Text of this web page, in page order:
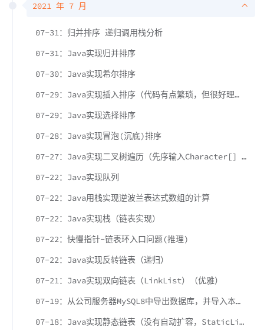
2021 年 7 月
07-31：归并排序 递归调用栈分析
07-31：Java实现归并排序
07-30：Java实现希尔排序
07-29：Java实现插入排序（代码有点繁琐，但很好理解）
07-29：Java实现选择排序
07-28：Java实现冒泡(沉底)排序
07-27：Java实现二叉树遍历（先序输入Character[] t = {'a','b','#','d','#','#','c','#','#'};）
07-22：Java实现队列
07-22：Java用栈实现逆波兰表达式数组的计算
07-22：Java实现栈（链表实现）
07-22：快慢指针-链表环入口问题(推理)
07-22：Java实现反转链表（递归）
07-21：Java实现双向链表（LinkList）（优雅）
07-19：从公司服务器MySQL8中导出数据库，并导入本地MySQL5（手动修改）
07-18：Java实现静态链表（没有自动扩容，StaticList类代码不够优雅）